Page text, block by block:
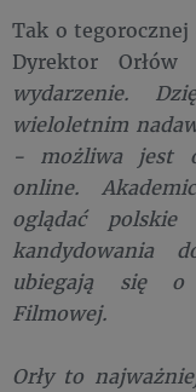
Tak o tegorocznej
Dyrektor
wydarzenie.
wieloletnim
- możliwa jest
online.
oglądać
kandydowania
ubiegają się o
Filmowej.
Orły to